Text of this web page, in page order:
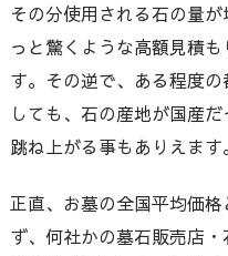
その分使用される石の量
っと驚くような高額見積
す。その逆で、ある程度
しても、石の産地が国産
跳ね上がる事もありえます。
正直、お墓の全国平均価
ず、何社かの墓石販売店